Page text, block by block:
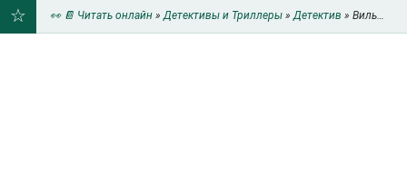
👀 📔 Читать онлайн »Детективы и Триллеры »Детектив » Вильям Хорстберг - Сердце Ангела